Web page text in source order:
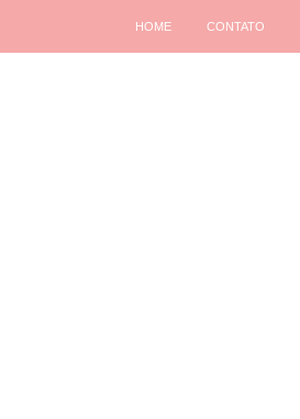
HOME CONTATO